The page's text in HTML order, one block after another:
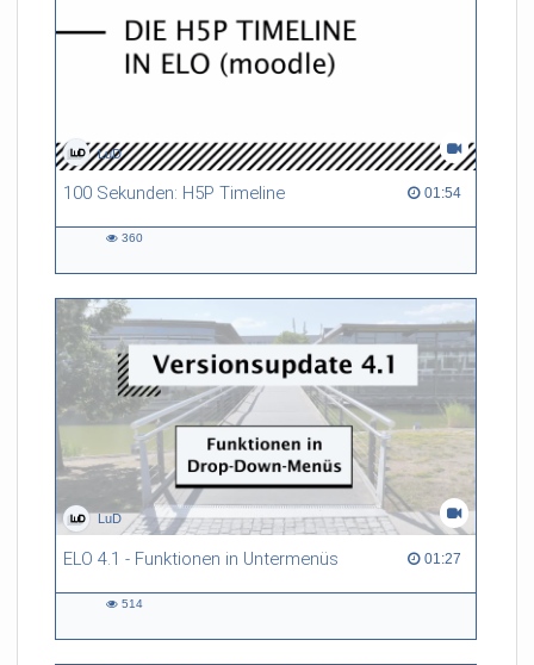
LuD
100 Sekunden: H5P Timeline 01:54
01:54 duration
360
LuD
ELO 4.1 - Funktionen in Untermenüs 01:27
01:27 duration
514